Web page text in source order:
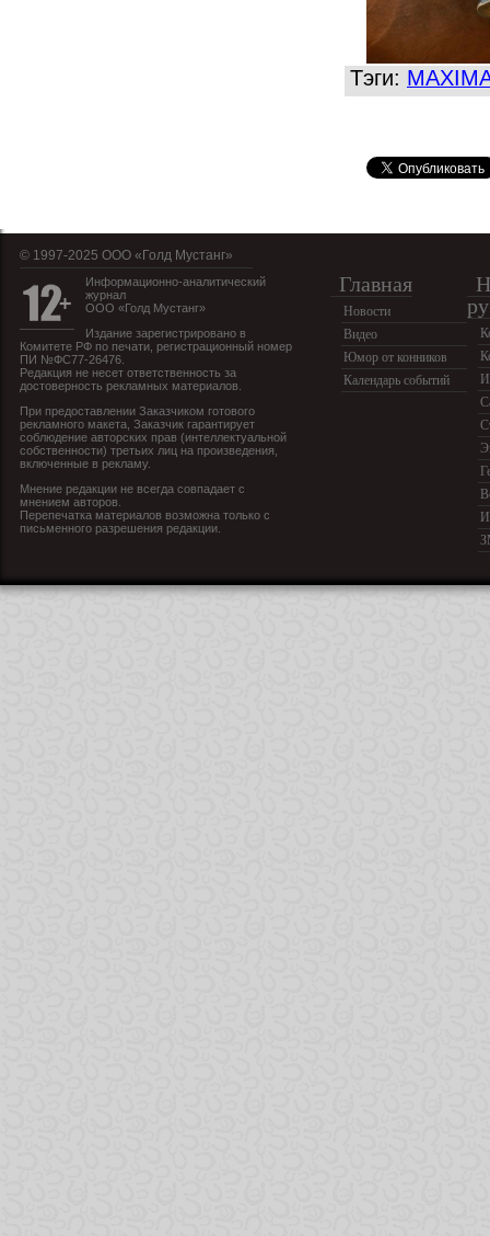
Тэги:
© 1997-2025 OOO «Голд Мустанг»
Информационно-аналитический
журнал
ООО «Голд Мустанг»
Издание зарегистрировано в
Комитете РФ по печати, регистрационный номер
ПИ №ФС77-26476.
Редакция не несет ответственность за
достоверность рекламных материалов.
При предоставлении Заказчиком готового
рекламного макета, Заказчик гарантирует
соблюдение авторских прав (интеллектуальной
собственности) третьих лиц на произведения,
включенные в рекламу.
Мнение редакции не всегда совпадает с
мнением авторов.
Перепечатка материалов возможна только с
письменного разрешения редакции.
Главная
Новости
Видео
Юмор от конников
Календарь событий